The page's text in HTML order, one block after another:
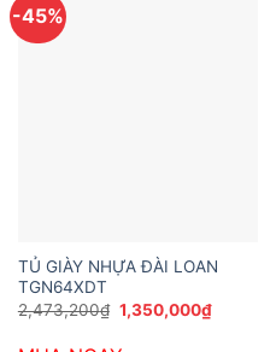
-45%
TỦ GIÀY NHỰA ĐÀI LOAN
TGN64XDT
2,473,200₫ Giá
gốc
1,350,000₫Giá
hiện